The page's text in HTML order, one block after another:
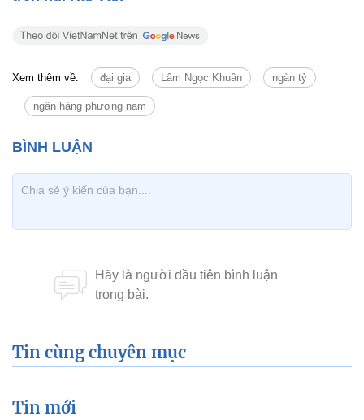
Xem thêm về: đại gia Lâm Ngọc Khuân ngàn tỷ
ngân hàng phương nam
Tin cùng chuyên mục
Tin mới